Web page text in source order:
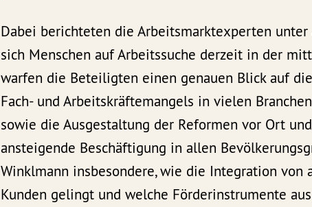
Dabei berichteten die Arbeitsmarktexperten unter
sich Menschen auf Arbeitssuche derzeit in der
warfen die Beteiligten einen genauen Blick auf
Fach- und Arbeitskräftemangels in vielen
sowie die Ausgestaltung der Reformen vor Ort
ansteigende Beschäftigung in allen
Winklmann insbesondere, wie die Integration von
Kunden gelingt und welche Förderinstrumente